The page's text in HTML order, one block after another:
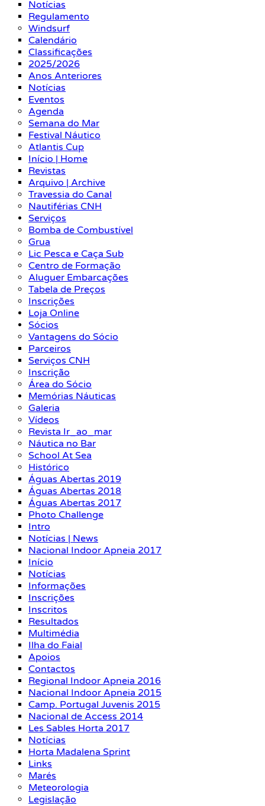
Notícias
Regulamento
Windsurf
Calendário
Classificações
2025/2026
Anos Anteriores
Notícias
Eventos
Agenda
Semana do Mar
Festival Náutico
Atlantis Cup
Início | Home
Revistas
Arquivo | Archive
Travessia do Canal
Nautiférias CNH
Serviços
Bomba de Combustível
Grua
Lic Pesca e Caça Sub
Centro de Formação
Aluguer Embarcações
Tabela de Preços
Inscrições
Loja Online
Sócios
Vantagens do Sócio
Parceiros
Serviços CNH
Inscrição
Área do Sócio
Memórias Náuticas
Galeria
Vídeos
Revista Ir_ao_mar
Náutica no Bar
School At Sea
Histórico
Águas Abertas 2019
Águas Abertas 2018
Águas Abertas 2017
Photo Challenge
Intro
Notícias | News
Nacional Indoor Apneia 2017
Início
Notícias
Informações
Inscrições
Inscritos
Resultados
Multimédia
Ilha do Faial
Apoios
Contactos
Regional Indoor Apneia 2016
Nacional Indoor Apneia 2015
Camp. Portugal Juvenis 2015
Nacional de Access 2014
Les Sables Horta 2017
Notícias
Horta Madalena Sprint
Links
Marés
Meteorologia
Legislação